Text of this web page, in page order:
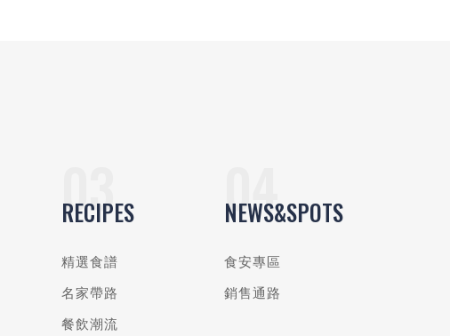
RECIPES
精選食譜
名家帶路
餐飲潮流
NEWS&SPOTS
食安專區
銷售通路